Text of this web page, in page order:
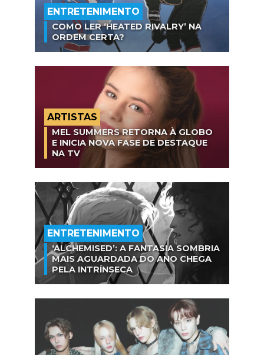
ENTRETENIMENTO
COMO LER ‘HEATED RIVALRY’ NA
ORDEM CERTA?
ARTISTAS
MEL SUMMERS RETORNA À GLOBO
E INICIA NOVA FASE DE DESTAQUE
NA TV
ENTRETENIMENTO
‘ALCHEMISED’: A FANTASIA SOMBRIA
MAIS AGUARDADA DO ANO CHEGA
PELA INTRÍNSECA